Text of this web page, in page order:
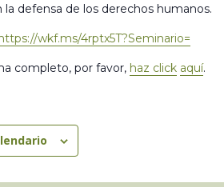
defensa de los derechos humanos.
wkf.ms/4rptx5T?Seminario=
completo, por favor, haz click aquí.